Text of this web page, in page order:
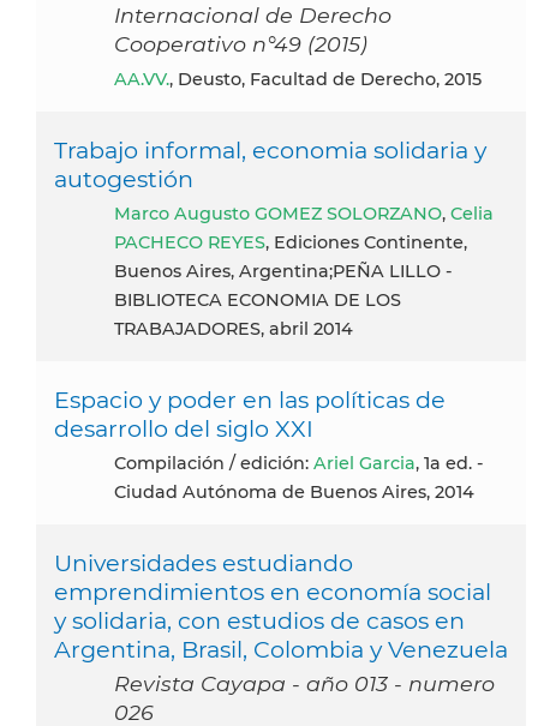
Internacional de Derecho
Cooperativo n°49 (2015)
AA.VV., Deusto, Facultad de Derecho, 2015
Trabajo informal, economia solidaria y
autogestión
Marco Augusto GOMEZ SOLORZANO, Celia
PACHECO REYES, Ediciones Continente,
Buenos Aires, Argentina;PEÑA LILLO -
BIBLIOTECA ECONOMIA DE LOS
TRABAJADORES, abril 2014
Espacio y poder en las políticas de
desarrollo del siglo XXI
Compilación / edición: Ariel Garcia, 1a ed. -
Ciudad Autónoma de Buenos Aires, 2014
Universidades estudiando
emprendimientos en economía social
y solidaria, con estudios de casos en
Argentina, Brasil, Colombia y Venezuela
Revista Cayapa - año 013 - numero
026